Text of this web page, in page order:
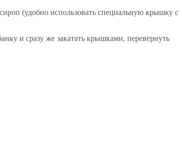
(удобно использовать специальную крышку с
и сразу же закатать крышками, перевернуть